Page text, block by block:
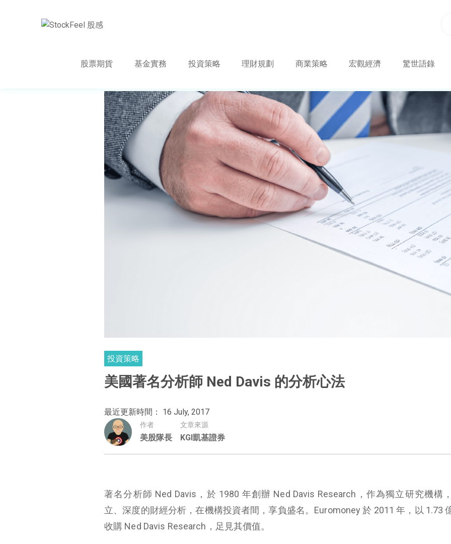
股票期貨 基金實務 投資策略 理財規劃 商業策略 宏觀經濟 驚世語錄
投資策略
美國著名分析師 Ned Davis 的分析心法
最近更新時間： 16 July, 2017
作者
美股隊長
文章來源
KGI凱基證券
著名分析師 Ned Davis，於 1980 年創辦 Ned Davis Research，作為獨立研究機構
立、深度的財經分析，在機構投資者間，享負盛名。Euromoney 於 2011 年，以 1.73
收購 Ned Davis Research，足見其價值。